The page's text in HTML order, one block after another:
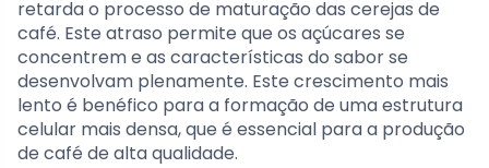
retarda o processo de maturação das cerejas de
café. Este atraso permite que os açúcares se
concentrem e as características do sabor se
desenvolvam plenamente. Este crescimento mais
lento é benéfico para a formação de uma estrutura
celular mais densa, que é essencial para a produção
de café de alta qualidade.